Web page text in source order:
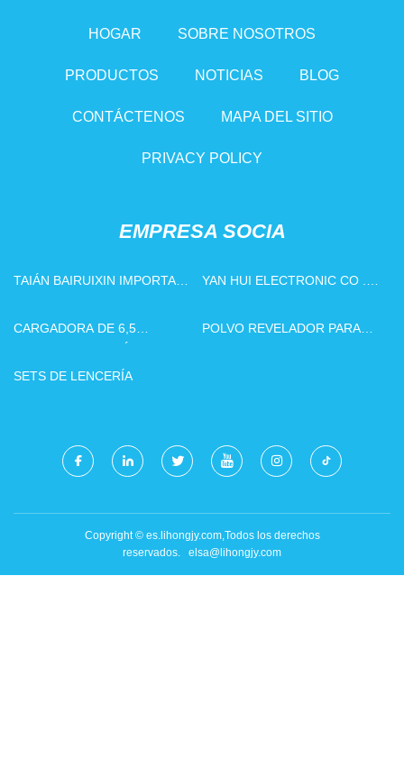
HOGAR SOBRE NOSOTROS
PRODUCTOS NOTICIAS BLOG
CONTÁCTENOS MAPA DEL SITIO
PRIVACY POLICY
EMPRESA SOCIA
TAIÁN BAIRUIXIN IMPORTAR
YAN HUI ELECTRONIC CO .,
CARGADORA DE 6,5
POLVO REVELADOR PARA
SETS DE LENCERÍA
Copyright © es.lihongjy.com,Todos los derechos
reservados. elsa@lihongjy.com